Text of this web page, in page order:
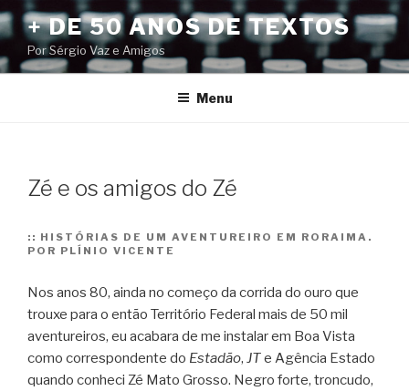
Pular
para
o
conteúdo
+ DE 50 ANOS DE TEXTOS
Por Sérgio Vaz e Amigos
Menu
Zé e os amigos do Zé
:: HISTÓRIAS DE UM AVENTUREIRO EM RORAIMA.
POR PLÍNIO VICENTE
Nos anos 80, ainda no começo da corrida do ouro que
trouxe para o então Território Federal mais de 50 mil
aventureiros, eu acabara de me instalar em Boa Vista
como correspondente do Estadão, JTe Agência Estado
quando conheci Zé Mato Grosso. Negro forte, troncudo,